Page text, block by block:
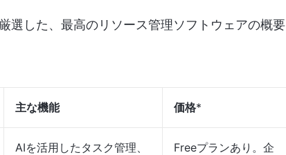
選した、最高のリソース管理ソフトウェアの概要
主な機能 価格*
AIを活用したタスク管理、
Freeプランあり。企